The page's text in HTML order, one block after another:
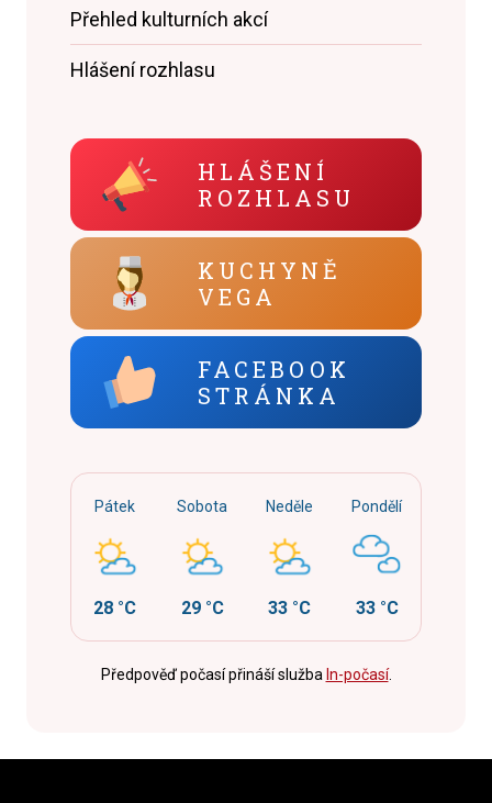
Přehled kulturních akcí
Hlášení rozhlasu
HLÁŠENÍ
ROZHLASU
KUCHYNĚ
VEGA
FACEBOOK
STRÁNKA
Pátek
28 °C
Sobota
29 °C
Neděle
33 °C
Pondělí
33 °C
Předpověď počasí přináší služba In-počasí.